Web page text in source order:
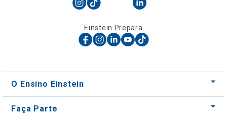
Einstein Prepara
O Ensino Einstein
Faça Parte